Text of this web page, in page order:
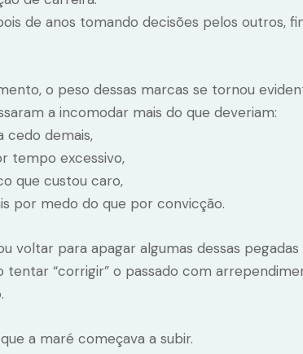
de anos tomando decisões pelos outros,
o peso dessas marcas se tornou
a incomodar mais do que deveriam:
cedo demais,
tempo excessivo,
que custou caro,
por medo do que por convicção.
voltar para apagar algumas dessas
tentar “corrigir” o passado com
a maré começava a subir.